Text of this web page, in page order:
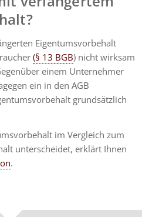
Eigentumsvorbehalt
(§ 13 BGB) nicht wirksam
einem Unternehmer
ein in den AGB
grundsätzlich
im Vergleich zum
unterscheidet, erklärt Ihnen
.